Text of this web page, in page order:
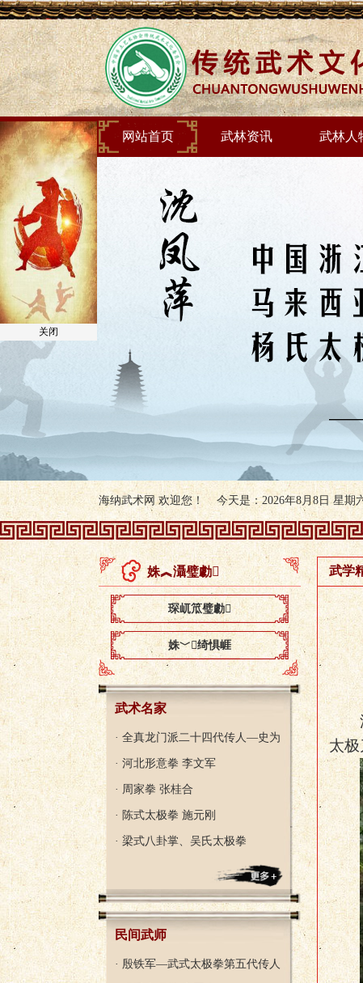
网站首页 武林资讯 武林人
海纳武术网 欢迎您！ 今天是：2026年8月8日 星期
姝︽灄璧勮
琛屼笟璧勮
姝﹀绮惧崕
武术名家
· 全真龙门派二十四代传人—史为
· 河北形意拳 李文军
· 周家拳 张桂合
· 陈式太极拳 施元刚
· 梁式八卦掌、吴氏太极拳
民间武师
· 殷铁军—武式太极拳第五代传人
武学
刚
太
关闭